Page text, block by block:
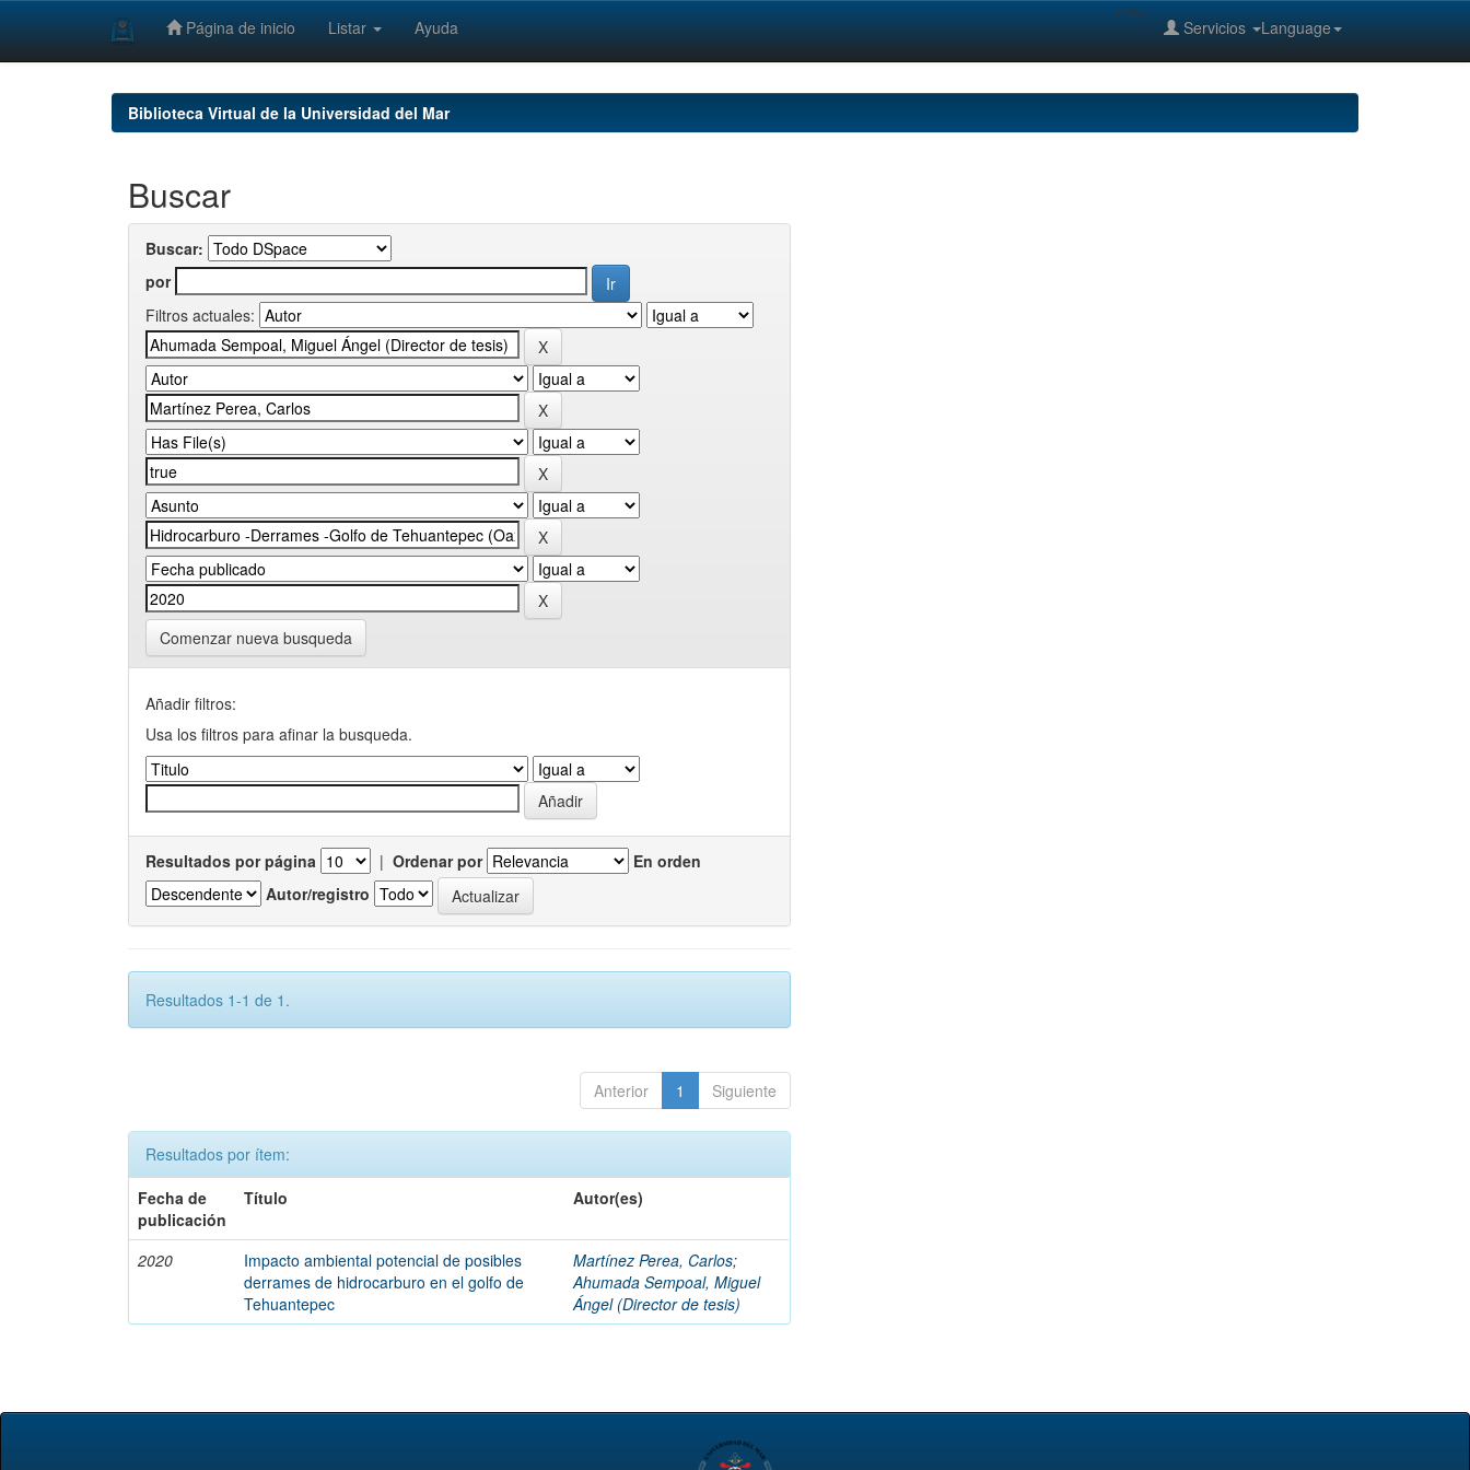
Página de inicio Listar Ayuda Language
Servicios
--%>
Biblioteca Virtual de la Universidad del Mar
Buscar
Buscar:
por
Filtros actuales:
Comenzar nueva busqueda
Añadir filtros:
Usa los filtros para afinar la busqueda.
Resultados por página | Ordenar por
En orden
Autor/registro
Resultados 1-1 de 1.
Anterior 1 Siguiente
Resultados por ítem:
Fecha de
publicación
Título Autor(es)
2020
Impacto ambiental potencial de posibles
derrames de hidrocarburo en el golfo de
Tehuantepec
Martínez Perea, Carlos;
Ahumada Sempoal, Miguel
Ángel (Director de tesis)